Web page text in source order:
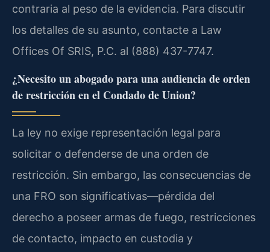
contraria al peso de la evidencia. Para discutir
los detalles de su asunto, contacte a Law
Offices Of SRIS, P.C. al (888) 437-7747.
¿Necesito un abogado para una audiencia de orden
de restricción en el Condado de Union?
La ley no exige representación legal para
solicitar o defenderse de una orden de
restricción. Sin embargo, las consecuencias de
una FRO son significativas—pérdida del
derecho a poseer armas de fuego, restricciones
de contacto, impacto en custodia y